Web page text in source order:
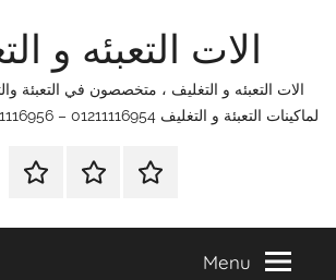
الات التعبئه و
الات التعبئه و التغليف ، متخصصون في التعبئة
لماكينات التعبئة و التغليف 01211116954 – 01211116956 – 01211116958
الرئيسيةاتصل
اتـصـل
في
Menu